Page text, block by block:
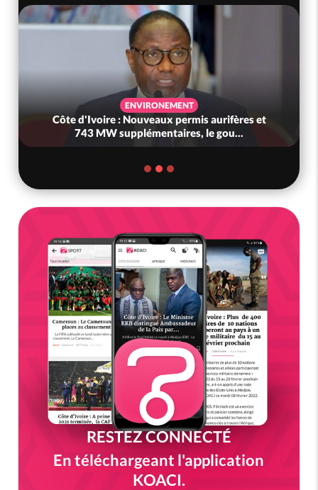
ENVIRONEMENT
Côte d'Ivoire : Nouveaux permis aurifères et
743 MW supplémentaires, le gou...
RESTEZ CONNECTÉ
En téléchargeant l'application
KOACI.